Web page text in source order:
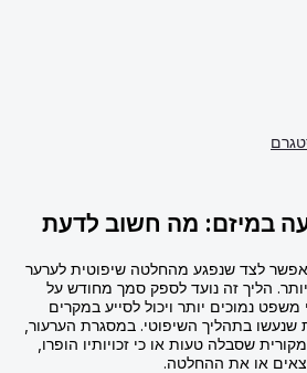
במיזם: מה חשוב לדעת
לצד שנפגע מהחלטה שיפוטית לערער
הליך זה נועד לספק סמך מחודש על
נמוכים יותר ויכול לסייע במקרים
בתהליך השיפוטי. במסגרת הערעור,
שסבלה טעות או כי זכויותיו הופרו,
או את ההחלטה.